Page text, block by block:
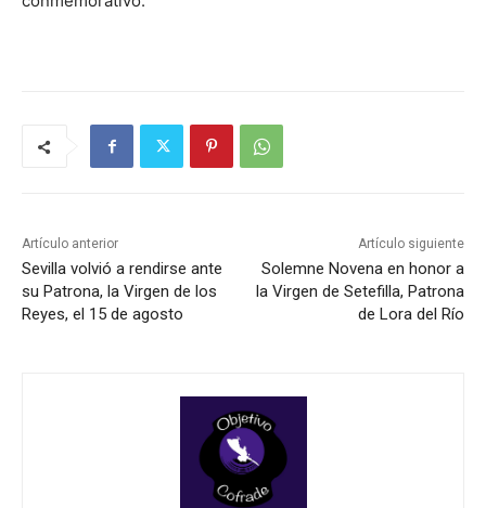
Artículo anterior
Sevilla volvió a rendirse ante
su Patrona, la Virgen de los
Reyes, el 15 de agosto
Artículo siguiente
Solemne Novena en honor a
la Virgen de Setefilla, Patrona
de Lora del Río